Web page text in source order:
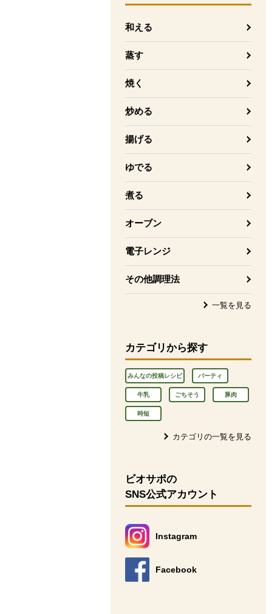
和える
蒸す
焼く
炒める
揚げる
ゆでる
煮る
オーブン
電子レンジ
その他調理法
一覧を見る
カテゴリから探す
みんなの投稿レシピ パーティ
牛乳 ごちそう 豚肉
時短
カテゴリの一覧を見る
ビオサポの
SNS公式アカウント
Instagram
別のウィンドウで開きます。
Facebook
別のウィンドウで開きます。